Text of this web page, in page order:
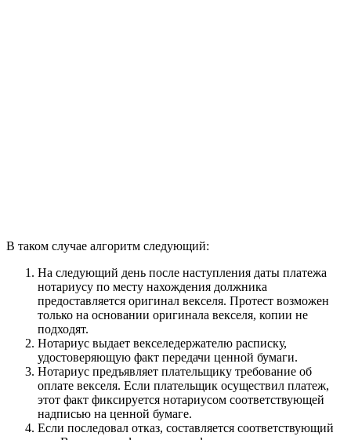
В таком случае алгоритм следующий:
На следующий день после наступления даты платежа
нотариусу по месту нахождения должника
предоставляется оригинал векселя. Протест возможен
только на основании оригинала векселя, копии не
подходят.
Нотариус выдает векселедержателю расписку,
удостоверяющую факт передачи ценной бумаги.
Нотариус предъявляет плательщику требование об
оплате векселя. Если плательщик осуществил платеж,
этот факт фиксируется нотариусом соответствующей
надписью на ценной бумаге.
Если последовал отказ, составляется соответствующий